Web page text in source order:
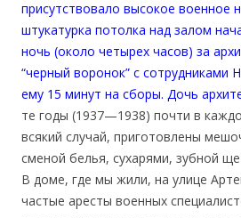
присутствовало высокое военное
штукатурка потолка над залом
ночь (около четырех часов) за
“черный воронок” с сотрудниками
ему 15 минут на сборы. Дочь
те годы (1937—1938) почти в
всякий случай, приготовлены
сменой белья, сухарями, зубной
В доме, где мы жили, на улице
частые аресты военных